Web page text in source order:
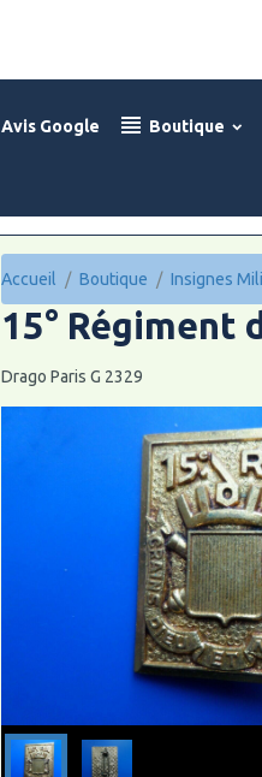
Avis Google Boutique
Accueil Boutique Insignes
15° Régiment
Drago Paris G 2329